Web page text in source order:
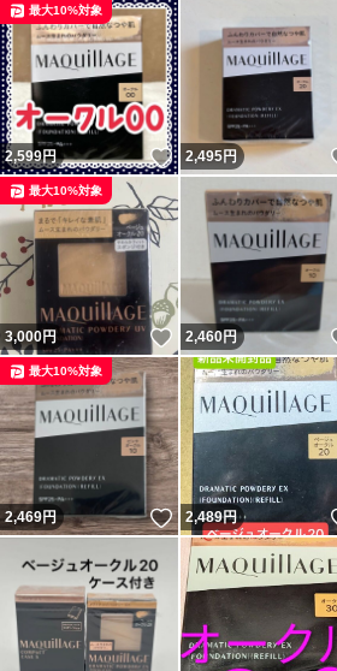
2,599円 いいね！
最大10%対象
2,495円
3,000円 いいね！
最大10%対象
2,460円
2,469円 いいね！
最大10%対象
2,489円